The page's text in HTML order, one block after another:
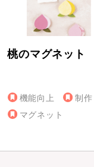
桃のマグネット
機能向上
制作
マグネット